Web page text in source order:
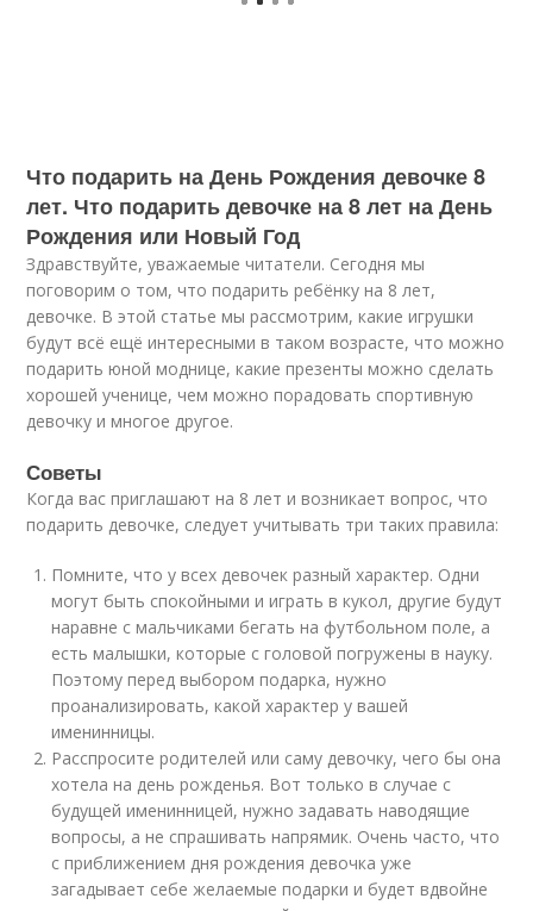
Что подарить на День Рождения девочке 8
лет. Что подарить девочке на 8 лет на День
Рождения или Новый Год
Здравствуйте, уважаемые читатели. Сегодня мы
поговорим о том, что подарить ребёнку на 8 лет,
девочке. В этой статье мы рассмотрим, какие игрушки
будут всё ещё интересными в таком возрасте, что можно
подарить юной моднице, какие презенты можно сделать
хорошей ученице, чем можно порадовать спортивную
девочку и многое другое.
Советы
Когда вас приглашают на 8 лет и возникает вопрос, что
подарить девочке, следует учитывать три таких правила:
Помните, что у всех девочек разный характер. Одни
могут быть спокойными и играть в кукол, другие будут
наравне с мальчиками бегать на футбольном поле, а
есть малышки, которые с головой погружены в науку.
Поэтому перед выбором подарка, нужно
проанализировать, какой характер у вашей
именинницы.
Расспросите родителей или саму девочку, чего бы она
хотела на день рожденья. Вот только в случае с
будущей именинницей, нужно задавать наводящие
вопросы, а не спрашивать напрямик. Очень часто, что
с приближением дня рождения девочка уже
загадывает себе желаемые подарки и будет вдвойне